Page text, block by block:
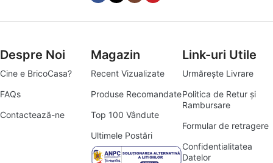
Despre Noi
Cine e BricoCasa?
FAQs
Contactează-ne
Magazin
Recent Vizualizate
Produse Recomandate
Top 100 Vândute
Ultimele Postări
Link-uri Utile
Urmărește Livrare
Politica de Retur și
Rambursare
Formular de retragere
Confidentialitatea
Datelor